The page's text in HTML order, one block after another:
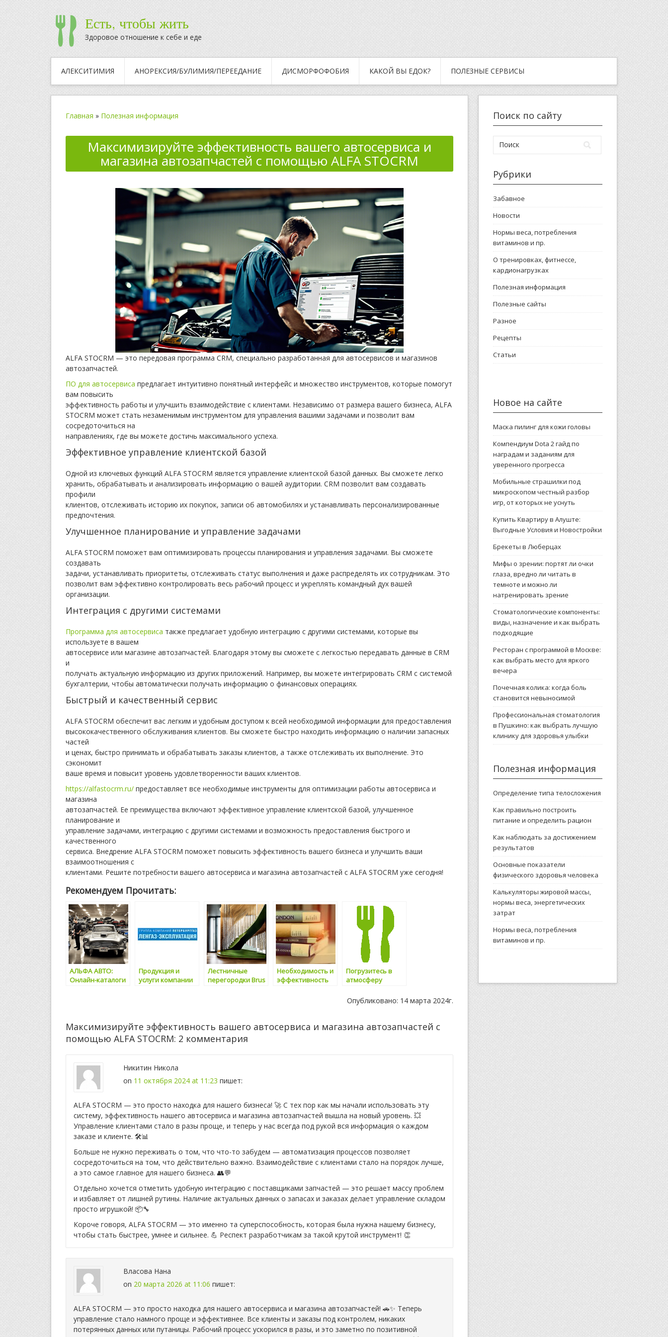
Есть, чтобы жить
Здоровое отношение к себе и еде
АЛЕКСИТИМИЯ АНОРЕКСИЯ/БУЛИМИЯ/ПЕРЕЕДАНИЕ ДИСМОРФОФОБИЯ КАКОЙ ВЫ ЕДОК? ПОЛЕЗНЫЕ СЕРВИСЫ
Главная » Полезная информация
Максимизируйте эффективность вашего автосервиса и
магазина автозапчастей с помощью ALFA STOCRM
ALFA STOCRM — это передовая программа CRM, специально разработанная для автосервисов и магазинов
автозапчастей.
ПО для автосервиса предлагает интуитивно понятный интерфейс и множество инструментов, которые помогут
вам повысить
эффективность работы и улучшить взаимодействие с клиентами. Независимо от размера вашего бизнеса, ALFA
STOCRM может стать незаменимым инструментом для управления вашими задачами и позволит вам
сосредоточиться на
направлениях, где вы можете достичь максимального успеха.
Эффективное управление клиентской базой
Одной из ключевых функций ALFA STOCRM является управление клиентской базой данных. Вы сможете легко
хранить, обрабатывать и анализировать информацию о вашей аудитории. CRM позволит вам создавать
профили
клиентов, отслеживать историю их покупок, записи об автомобилях и устанавливать персонализированные
предпочтения.
Улучшенное планирование и управление задачами
ALFA STOCRM поможет вам оптимизировать процессы планирования и управления задачами. Вы сможете
создавать
задачи, устанавливать приоритеты, отслеживать статус выполнения и даже распределять их сотрудникам. Это
позволит вам эффективно контролировать весь рабочий процесс и укреплять командный дух вашей
организации.
Интеграция с другими системами
Программа для автосервиса также предлагает удобную интеграцию с другими системами, которые вы
используете в вашем
автосервисе или магазине автозапчастей. Благодаря этому вы сможете с легкостью передавать данные в CRM
и
получать актуальную информацию из других приложений. Например, вы можете интегрировать CRM с системой
бухгалтерии, чтобы автоматически получать информацию о финансовых операциях.
Быстрый и качественный сервис
ALFA STOCRM обеспечит вас легким и удобным доступом к всей необходимой информации для предоставления
высококачественного обслуживания клиентов. Вы сможете быстро находить информацию о наличии запасных
частей
и ценах, быстро принимать и обрабатывать заказы клиентов, а также отслеживать их выполнение. Это
сэкономит
ваше время и повысит уровень удовлетворенности ваших клиентов.
https://alfastocrm.ru/ предоставляет все необходимые инструменты для оптимизации работы автосервиса и
магазина
автозапчастей. Ее преимущества включают эффективное управление клиентской базой, улучшенное
планирование и
управление задачами, интеграцию с другими системами и возможность предоставления быстрого и
качественного
сервиса. Внедрение ALFA STOCRM поможет повысить эффективность вашего бизнеса и улучшить ваши
взаимоотношения с
клиентами. Решите потребности вашего автосервиса и магазина автозапчастей с ALFA STOCRM уже сегодня!
Рекомендуем Прочитать:
АЛЬФА АВТО:
Онлайн-каталоги
Продукция и
услуги компании
вашего
газоснабжения
Лестничные
перегородки Brus
Необходимость и
эффективность
Погрузитесь в
атмосферу
помощью
городского
Опубликовано: 14 марта 2024г.
Максимизируйте эффективность вашего автосервиса и магазина автозапчастей с
помощью ALFA STOCRM: 2 комментария
Никитин Никола
on 11 октября 2024 at 11:23 пишет:
ALFA STOCRM — это просто находка для нашего бизнеса! 🚀 С тех пор как мы начали использовать эту
систему, эффективность нашего автосервиса и магазина автозапчастей вышла на новый уровень. 💥
Управление клиентами стало в разы проще, и теперь у нас всегда под рукой вся информация о каждом
заказе и клиенте. 🛠️📊
Больше не нужно переживать о том, что что-то забудем — автоматизация процессов позволяет
сосредоточиться на том, что действительно важно. Взаимодействие с клиентами стало на порядок лучше,
а это самое главное для нашего бизнеса. 👥💬
Отдельно хочется отметить удобную интеграцию с поставщиками запчастей — это решает массу проблем
и избавляет от лишней рутины. Наличие актуальных данных о запасах и заказах делает управление складом
просто игрушкой! 📦🔧
Короче говоря, ALFA STOCRM — это именно та суперспособность, которая была нужна нашему бизнесу,
чтобы стать быстрее, умнее и сильнее. 💪 Респект разработчикам за такой крутой инструмент! 👏
Власова Нана
on 20 марта 2026 at 11:06 пишет:
ALFA STOCRM — это просто находка для нашего автосервиса и магазина автозапчастей! 🚗✨ Теперь
управление стало намного проще и эффективнее. Все клиенты и заказы под контролем, никаких
потерянных данных или путаницы. Рабочий процесс ускорился в разы, и это заметно по позитивной
Поиск по сайту
Рубрики
Забавное
Новости
Нормы веса, потребления
витаминов и пр.
О тренировках, фитнессе,
кардионагрузках
Полезная информация
Полезные сайты
Разное
Рецепты
Статьи
Новое на сайте
Маска пилинг для кожи головы
Компендиум Dota 2 гайд по
наградам и заданиям для
уверенного прогресса
Мобильные страшилки под
микроскопом честный разбор
игр, от которых не уснуть
Купить Квартиру в Алуште:
Выгодные Условия и Новостройки
Брекеты в Люберцах
Мифы о зрении: портят ли очки
глаза, вредно ли читать в
темноте и можно ли
натренировать зрение
Стоматологические компоненты:
виды, назначение и как выбрать
подходящие
Ресторан с программой в Москве:
как выбрать место для яркого
вечера
Почечная колика: когда боль
становится невыносимой
Профессиональная стоматология
в Пушкино: как выбрать лучшую
клинику для здоровья улыбки
Полезная информация
Определение типа телосложения
Как правильно построить
питание и определить рацион
Как наблюдать за достижением
результатов
Основные показатели
физического здоровья человека
Калькуляторы жировой массы,
нормы веса, энергетических
затрат
Нормы веса, потребления
витаминов и пр.